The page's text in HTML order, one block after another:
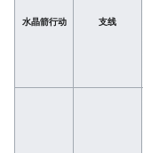
水晶箭行动 支线